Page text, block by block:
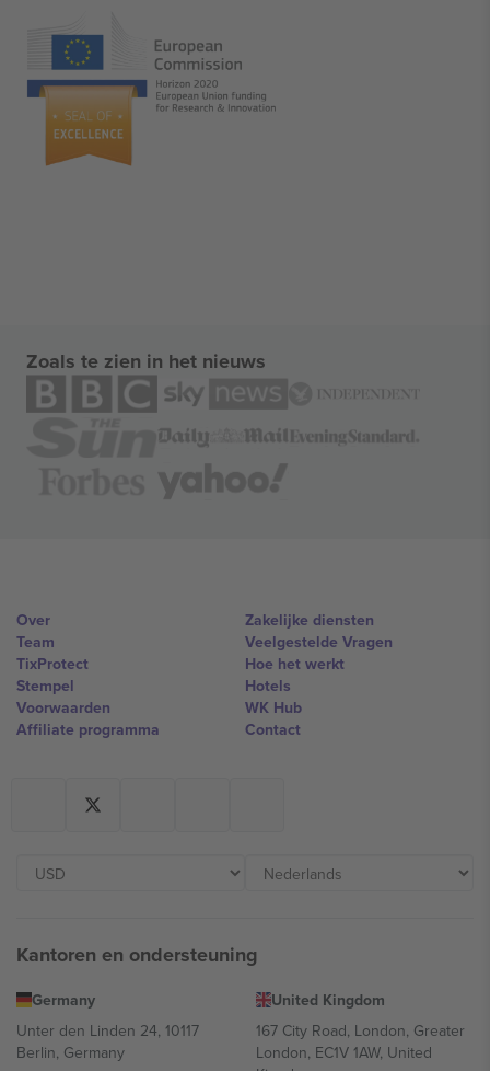
Zoals te zien in het nieuws
Over
Team
TixProtect
Stempel
Voorwaarden
Affiliate programma
Zakelijke diensten
Veelgestelde Vragen
Hoe het werkt
Hotels
WK Hub
Contact
Kantoren en ondersteuning
Germany
Unter den Linden 24, 10117
Berlin, Germany
United Kingdom
167 City Road, London, Greater
London, EC1V 1AW, United